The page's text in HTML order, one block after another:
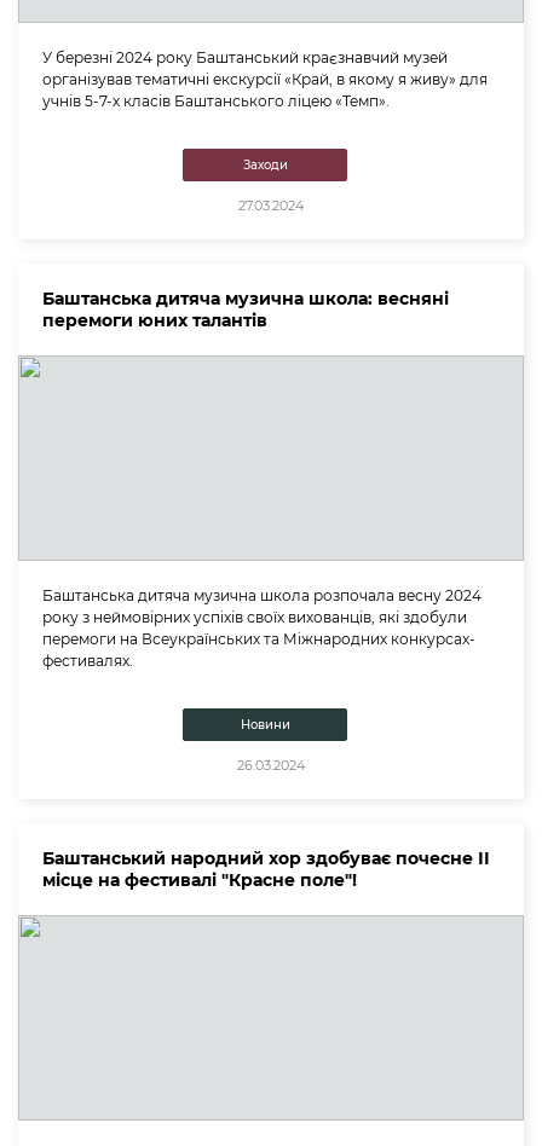
У березні 2024 року Баштанський краєзнавчий музей
організував тематичні екскурсії «Край, в якому я живу» для
учнів 5-7-х класів Баштанського ліцею «Темп».
Заходи
27.03.2024
Баштанська дитяча музична школа: весняні
перемоги юних талантів
Баштанська дитяча музична школа розпочала весну 2024
року з неймовірних успіхів своїх вихованців, які здобули
перемоги на Всеукраїнських та Міжнародних конкурсах-
фестивалях.
Новини
26.03.2024
Баштанський народний хор здобуває почесне ІІ
місце на фестивалі "Красне поле"!